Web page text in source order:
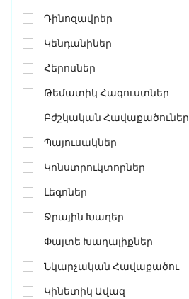
Դինոզավրեր
Կենդանիներ
Հերոսներ
Թեմատիկ Հագուստներ
Բժշկական Հավաքածուներ
Պայուսակներ
Կոնստրուկտորներ
Լեգոներ
Ջրային Խաղեր
Փայտե Խաղալիքներ
Նկարչական Հավաքածու
Կինետիկ Ավազ